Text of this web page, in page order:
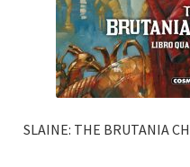
SLAINE: THE BRUTANIA